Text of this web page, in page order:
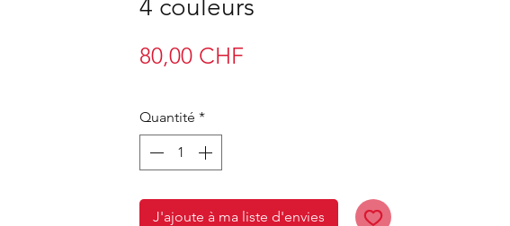
4 couleurs
80,00 CHF
Quantité *
J'ajoute à ma liste d'envies